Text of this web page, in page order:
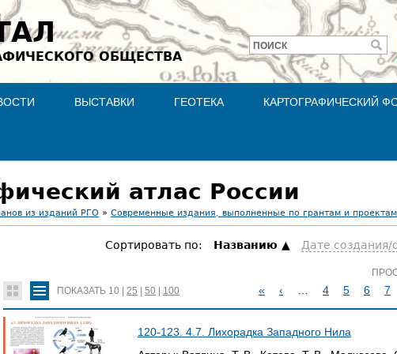
Jump to navigation
ОБЩЕСТВА
Форма
поиска
ПОИСК
ВЫСТАВКИ ГЕОТЕКА КАРТОГРАФИЧЕСКИЙ
атлас России
из изданий РГО » Современные издания, выполненные по грантам и
Сортировать по: Hазванию Дате создания/
ПОКАЗАТЬ 10 25 50 100
С
« ‹ 4 5 6 7
120-123. 4.7. Лихорадка Западного Нила